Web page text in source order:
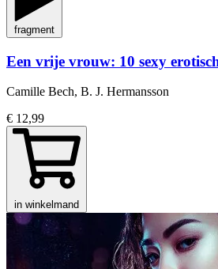
fragment
Een vrije vrouw: 10 sexy
Camille Bech, B. J. Hermansson
€ 12,99
in winkelmand